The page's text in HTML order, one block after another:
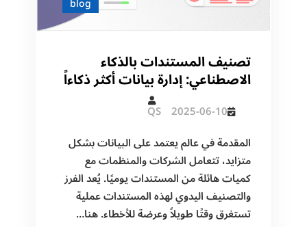
تصنيف المستندات بالذكاء
الاصطناعي: إدارة بيانات أكثر ذكاءاً
2025-06-10
QS
المقدمة في عالم يعتمد على البيانات بشكل
متزايد، تتعامل الشركات والمنظمات مع
كميات هائلة من المستندات يوميًا. يُعد الفرز
والتصنيف اليدوي لهذه المستندات عملية
تستغرق وقتًا طويلاً وعرضة للأخطاء. هنا…